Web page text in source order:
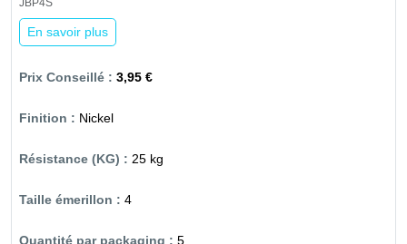
JBP4S
En savoir plus
3,95 €
Nickel
25 kg
4
5